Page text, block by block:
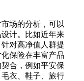
场的分析，可以
计。比如近年来
对高净值人群提
保险在丰富产品
合，例如平安保
衣、鞋子、旅行